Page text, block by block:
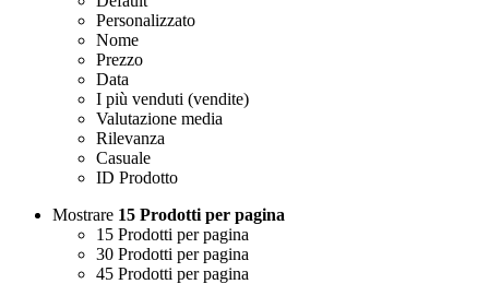
Personalizzato
Nome
Prezzo
Data
I più venduti (vendite)
Valutazione media
Rilevanza
Casuale
ID Prodotto
Mostrare 15 Prodotti per pagina
15 Prodotti per pagina
30 Prodotti per pagina
45 Prodotti per pagina